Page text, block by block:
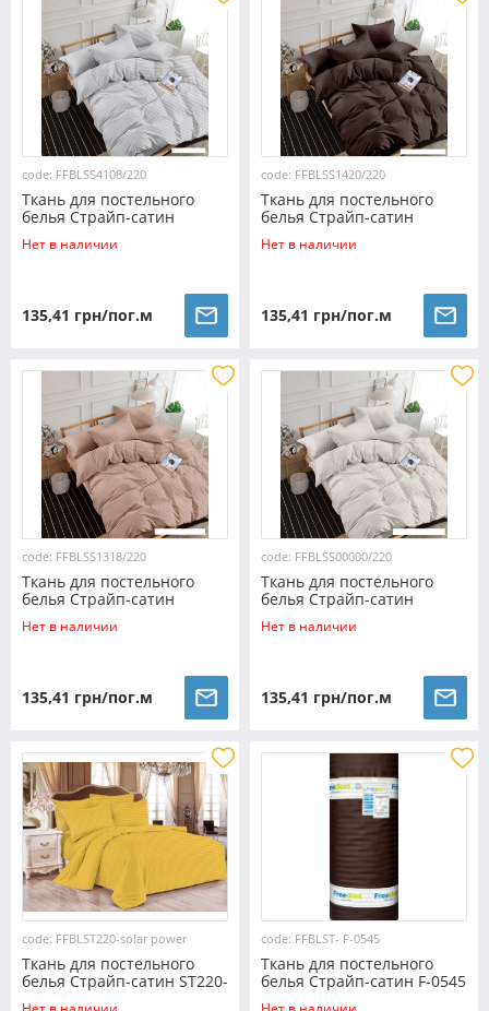
code: FFBLSS4108/220
Ткань для постельного
белья Страйп-сатин
SS4108/220 (60м)
Нет в наличии
135,41 грн/пог.м
code: FFBLSS1420/220
Ткань для постельного
белья Страйп-сатин
SS1420/220 (60м)
Нет в наличии
135,41 грн/пог.м
code: FFBLSS1318/220
Ткань для постельного
белья Страйп-сатин
SS1318/220 (60м)
Нет в наличии
135,41 грн/пог.м
code: FFBLSS00000/220
Ткань для постельного
белья Страйп-сатин
SS00000/220 (60м)
Нет в наличии
135,41 грн/пог.м
code: FFBLST220-solar power
Ткань для постельного
белья Страйп-сатин ST220-
solar power (60м)
code: FFBLST- F-0545
Ткань для постельного
белья Страйп-сатин F-0545
(30м)